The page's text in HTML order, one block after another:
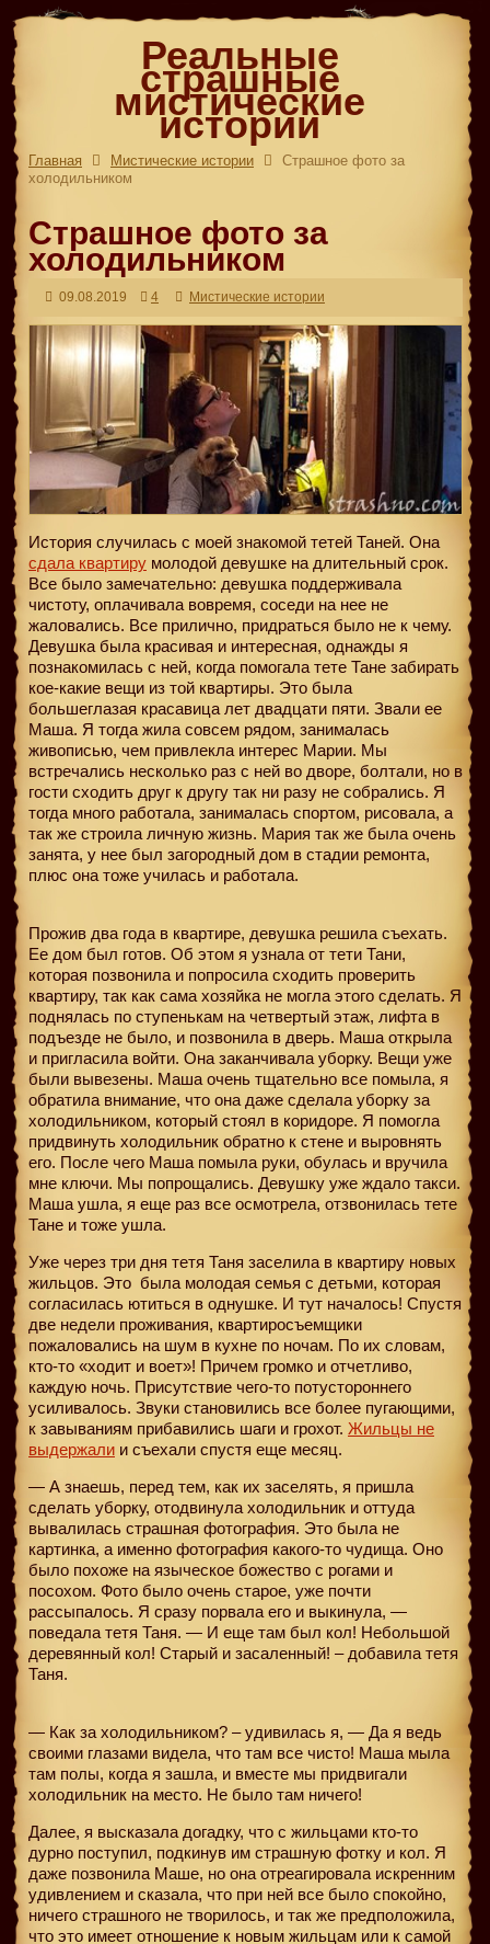
Реальные
страшные
мистические
истории
Главная Мистические истории
Страшное фото за
холодильником
Страшное фото за
холодильником
09.08.2019 4 Мистические истории
История случилась с моей знакомой тетей Таней. Она
сдала квартиру молодой девушке на длительный срок.
Все было замечательно: девушка поддерживала
чистоту, оплачивала вовремя, соседи на нее не
жаловались. Все прилично, придраться было не к чему.
Девушка была красивая и интересная, однажды я
познакомилась с ней, когда помогала тете Тане забирать
кое-какие вещи из той квартиры. Это была
большеглазая красавица лет двадцати пяти. Звали ее
Маша. Я тогда жила совсем рядом, занималась
живописью, чем привлекла интерес Марии. Мы
встречались несколько раз с ней во дворе, болтали, но в
гости сходить друг к другу так ни разу не собрались. Я
тогда много работала, занималась спортом, рисовала, а
так же строила личную жизнь. Мария так же была очень
занята, у нее был загородный дом в стадии ремонта,
плюс она тоже училась и работала.
Прожив два года в квартире, девушка решила съехать.
Ее дом был готов. Об этом я узнала от тети Тани,
которая позвонила и попросила сходить проверить
квартиру, так как сама хозяйка не могла этого сделать. Я
поднялась по ступенькам на четвертый этаж, лифта в
подъезде не было, и позвонила в дверь. Маша открыла
и пригласила войти. Она заканчивала уборку. Вещи уже
были вывезены. Маша очень тщательно все помыла, я
обратила внимание, что она даже сделала уборку за
холодильником, который стоял в коридоре. Я помогла
придвинуть холодильник обратно к стене и выровнять
его. После чего Маша помыла руки, обулась и вручила
мне ключи. Мы попрощались. Девушку уже ждало такси.
Маша ушла, я еще раз все осмотрела, отзвонилась тете
Тане и тоже ушла.
Уже через три дня тетя Таня заселила в квартиру новых
жильцов. Это была молодая семья с детьми, которая
согласилась ютиться в однушке. И тут началось! Спустя
две недели проживания, квартиросъемщики
пожаловались на шум в кухне по ночам. По их словам,
кто-то «ходит и воет»! Причем громко и отчетливо,
каждую ночь. Присутствие чего-то потустороннего
усиливалось. Звуки становились все более пугающими,
к завываниям прибавились шаги и грохот. Жильцы не
выдержали и съехали спустя еще месяц.
— А знаешь, перед тем, как их заселять, я пришла
сделать уборку, отодвинула холодильник и оттуда
вывалилась страшная фотография. Это была не
картинка, а именно фотография какого-то чудища. Оно
было похоже на языческое божество с рогами и
посохом. Фото было очень старое, уже почти
рассыпалось. Я сразу порвала его и выкинула, —
поведала тетя Таня. — И еще там был кол! Небольшой
деревянный кол! Старый и засаленный! – добавила тетя
Таня.
— Как за холодильником? – удивилась я, — Да я ведь
своими глазами видела, что там все чисто! Маша мыла
там полы, когда я зашла, и вместе мы придвигали
холодильник на место. Не было там ничего!
Далее, я высказала догадку, что с жильцами кто-то
дурно поступил, подкинув им страшную фотку и кол. Я
даже позвонила Маше, но она отреагировала искренним
удивлением и сказала, что при ней все было спокойно,
ничего страшного не творилось, и так же предположила,
что это имеет отношение к новым жильцам или к самой